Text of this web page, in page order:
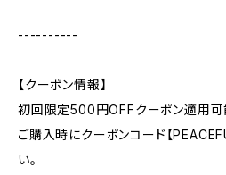
----------
【クーポン情報】
初回限定500円OFFクーポン適用可
ご購入時にクーポンコード【
い。